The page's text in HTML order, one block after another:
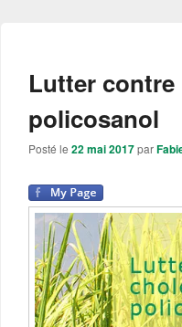
Lutter contre
policosanol
Posté le 22 mai 2017par